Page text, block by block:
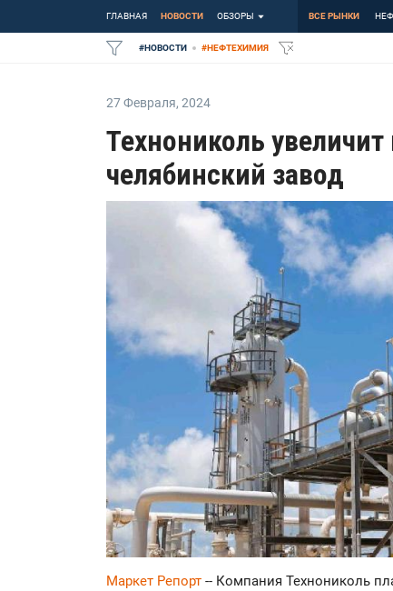
ГЛАВНАЯ НОВОСТИ ОБЗОРЫ ВСЕ РЫНКИ
#НОВОСТИ #НЕФТЕХИМИЯ
27 Февраля, 2024
Технониколь
челябинский завод
Маркет Репорт -- Компания Технониколь